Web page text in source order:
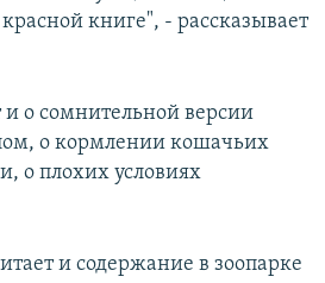
книге", - рассказывает
и о сомнительной версии
о кормлении кошачьих
о плохих условиях
и содержание в зоопарке